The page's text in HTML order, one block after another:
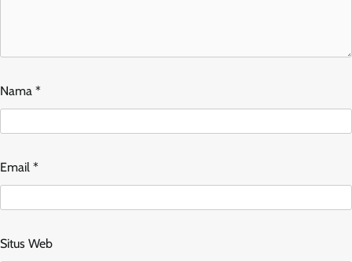
Nama *
Email *
Situs Web